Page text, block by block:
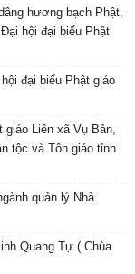
hương bạch Phật,
hội đại biểu Phật
đại biểu Phật giáo
giáo Liên xã Vụ Bản,
tộc và Tôn giáo tỉnh
quản lý Nhà
Quang Tự ( Chùa